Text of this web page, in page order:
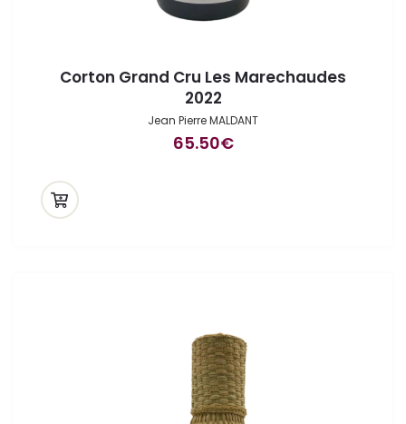
Corton Grand Cru Les Marechaudes
2022
Jean Pierre MALDANT
65.50€